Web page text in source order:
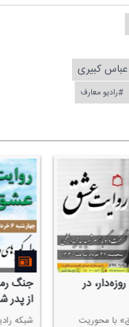
كبیری
#رادیو معارف
مدافع حرم استان
عشق» با معرفی شهدای